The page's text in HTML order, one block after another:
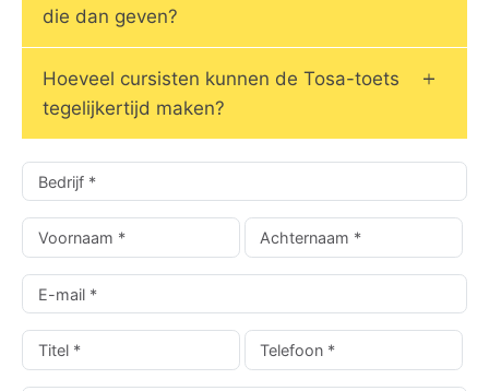
die dan geven?
Hoeveel cursisten kunnen de Tosa-toets
tegelijkertijd maken?